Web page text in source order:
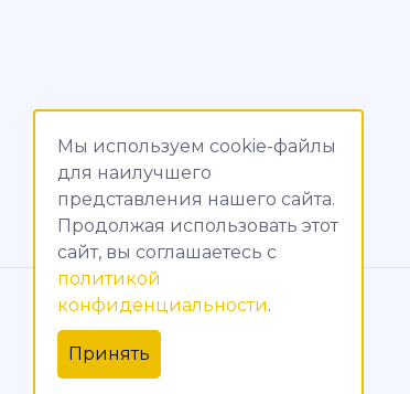
Мы используем cookie-файлы
для наилучшего
представления нашего сайта.
Продолжая использовать этот
сайт, вы соглашаетесь c
политикой
конфиденциальности.
Принять
© МагияТока, 2015 – 2026
Политика конфиденциальности
Обработка персональных данных